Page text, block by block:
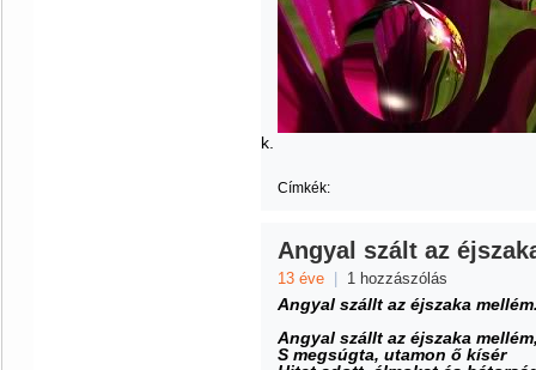
k.
Címkék:
Angyal szált az
13 éve 1 hozzászólás
Angyal szállt az éjszaka
Angyal szállt az éjszaka
S megsúgta, utamon ő kísér